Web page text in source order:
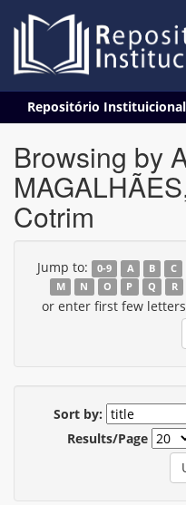
navigation
Repositório Instituicional
Browsing by
Cotrim
Jump to: 0-9 A B C
M
N O P Q R
or enter first few
Sort by:
Results/Page